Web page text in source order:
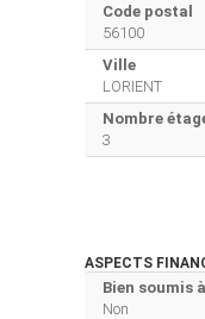
Code postal
56100
Ville
LORIENT
Nombre
3
ASPECTS
Bien soumis
Non